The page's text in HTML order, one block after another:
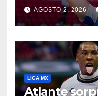
de Países
AGOSTO 2, 2026
LIGA MX
Atlante